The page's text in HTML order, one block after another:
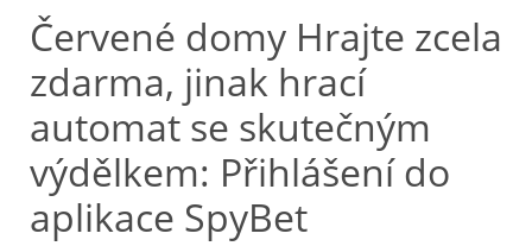
Červené domy Hrajte zcela
zdarma, jinak hrací
automat se skutečným
výdělkem: Přihlášení do
aplikace SpyBet